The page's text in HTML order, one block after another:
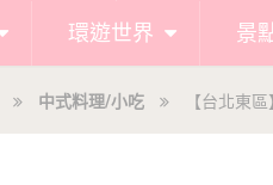
環遊世界 景
中式料理/小吃 【台北東